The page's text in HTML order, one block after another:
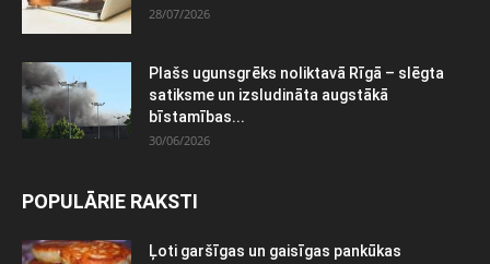
28/07/2026
Plašs ugunsgrēks noliktavā Rīgā – slēgta
satiksme un izsludināta augstākā
bīstamības...
30/06/2026
POPULĀRIE RAKSTI
Ļoti garšīgas un gaisīgas pankūkas